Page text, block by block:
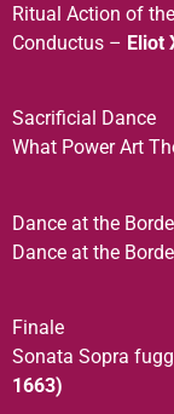
Ritual Action of
Conductus – Eliot
Sacrificial Dance
What Power Art
Dance at the
Dance at the
Finale
Sonata Sopra
1663)